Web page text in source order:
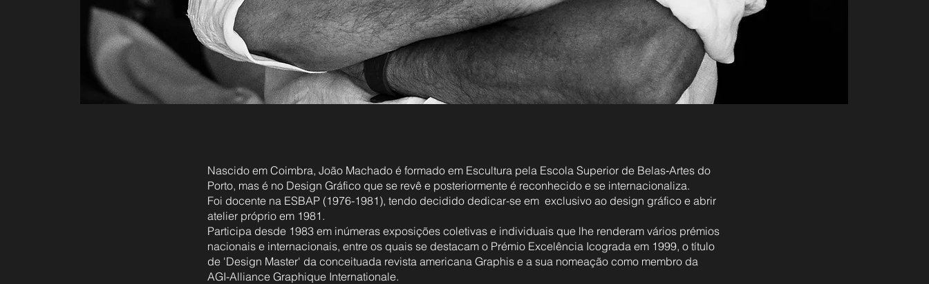
Nascido em Coimbra, João Machado é formado em Escultura pela Escola Superior de Belas‑Artes do
Porto, mas é no Design Gráfico que se revê e posteriormente é reconhecido e se internacionaliza.
Foi docente na ESBAP (1976-1981), tendo decidido dedicar-se em exclusivo ao design gráfico e abrir
atelier próprio em 1981.
Participa desde 1983 em inúmeras exposições coletivas e individuais que lhe renderam vários prémios
nacionais e internacionais, entre os quais se destacam o Prémio Excelência Icograda em 1999, o título
de 'Design Master' da conceituada revista americana Graphis e a sua nomeação como membro da
AGI-Alliance Graphique Internationale.